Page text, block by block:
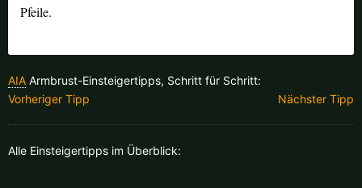
Pfeile.
AIA Armbrust-Einsteigertipps, Schritt für Schritt:
Vorheriger Tipp
Nächster Tipp
Alle Einsteigertipps im Überblick:
Finnland |
Italien |€ Kroatien |kn
Lettland |